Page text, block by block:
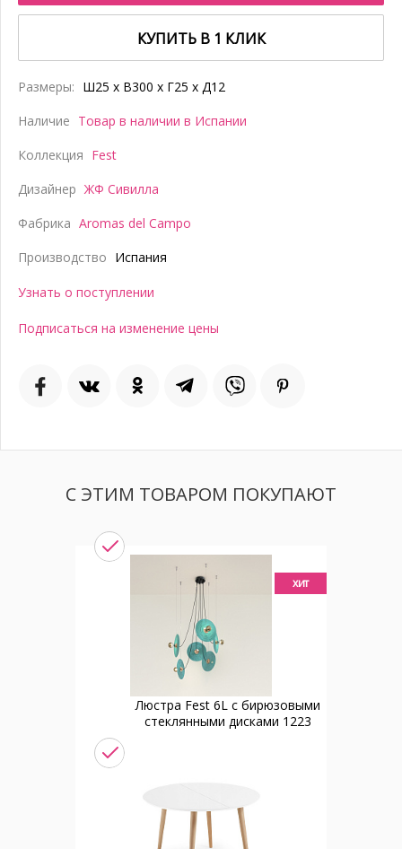
КУПИТЬ В 1 КЛИК
Размеры: Ш25 x В300 x Г25 x Д12
Наличие Товар в наличии в Испании
Коллекция Fest
Дизайнер ЖФ Сивилла
Фабрика Aromas del Campo
Производство Испания
Узнать о поступлении
Подписаться на изменение цены
С ЭТИМ ТОВАРОМ ПОКУПАЮТ
хит
Люстра Fest 6L с бирюзовыми
стеклянными дисками 1223